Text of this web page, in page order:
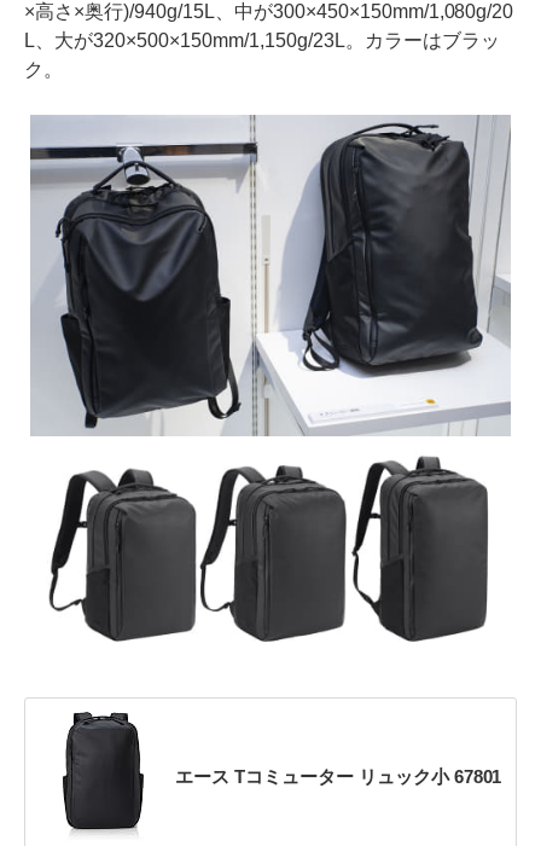
×高さ×奥行)/940g/15L、中が300×450×150mm/1,080g/20
L、大が320×500×150mm/1,150g/23L。カラーはブラッ
ク。
エース Tコミューター リュック小 67801